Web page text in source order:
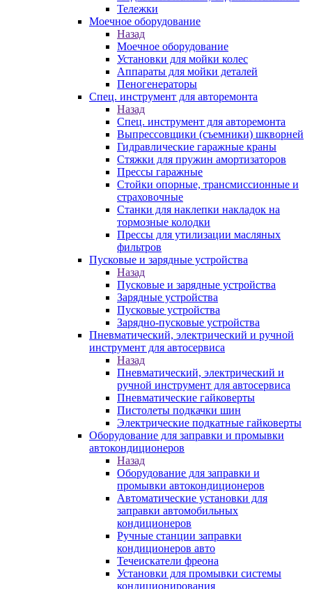
Тележки
Моечное оборудование
Назад
Моечное оборудование
Установки для мойки колес
Аппараты для мойки деталей
Пеногенераторы
Спец. инструмент для авторемонта
Назад
Спец. инструмент для авторемонта
Выпрессовщики (съемники) шкворней
Гидравлические гаражные краны
Стяжки для пружин амортизаторов
Прессы гаражные
Стойки опорные, трансмиссионные и
страховочные
Станки для наклепки накладок на
тормозные колодки
Прессы для утилизации масляных
фильтров
Пусковые и зарядные устройства
Назад
Пусковые и зарядные устройства
Зарядные устройства
Пусковые устройства
Зарядно-пусковые устройства
Пневматический, электрический и ручной
инструмент для автосервиса
Назад
Пневматический, электрический и
ручной инструмент для автосервиса
Пневматические гайковерты
Пистолеты подкачки шин
Электрические подкатные гайковерты
Оборудование для заправки и промывки
автокондиционеров
Назад
Оборудование для заправки и
промывки автокондиционеров
Автоматические установки для
заправки автомобильных
кондиционеров
Ручные станции заправки
кондиционеров авто
Течеискатели фреона
Установки для промывки системы
кондиционирования